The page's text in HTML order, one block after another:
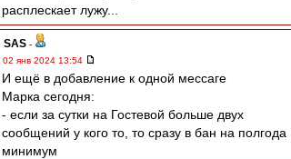
расплескает лужу...
SAS -
02 янв 2024 13:54
И ещё в добавление к одной мессаге
Марка сегодня:
- если за сутки на Гостевой больше двух
сообщений у кого то, то сразу в бан на полгода
минимум